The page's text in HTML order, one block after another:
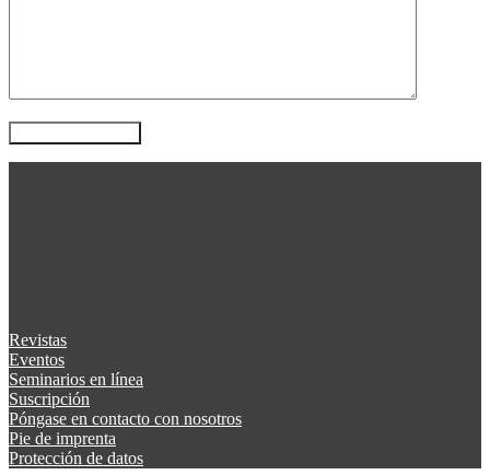
Revistas
Eventos
Seminarios en línea
Suscripción
Póngase en contacto con nosotros
Pie de imprenta
Protección de datos